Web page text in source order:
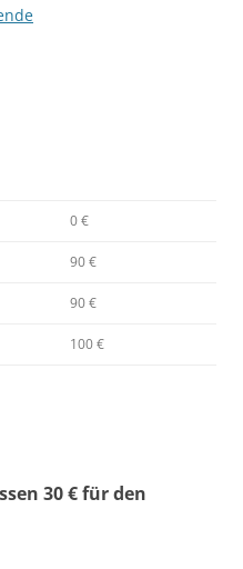
0 €
90 €
90 €
100 €
30 € für den